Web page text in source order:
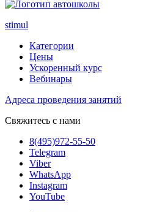
stimul
Категории
Цены
Ускоренный курс
Вебинары
Адреса проведения занятий
Свяжитесь с нами
8(495)972-55-50
Telegram
Viber
WhatsApp
Instagram
YouTube